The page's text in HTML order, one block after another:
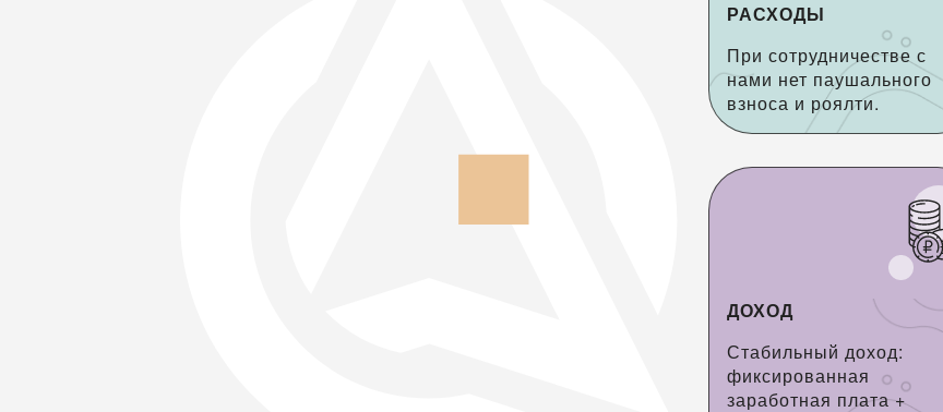
РАСХОДЫ
При сотрудничестве с
нами нет паушального
взноса и роялти.
ДОХОД
Стабильный доход:
фиксированная
заработная плата +